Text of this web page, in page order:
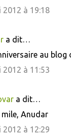
2012 à 19:18
a dit…
au blog
2012 à 11:53
a dit…
mile, Anudar
2012 à 12:29